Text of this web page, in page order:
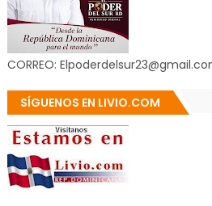
CORREO:
SÍGUENOS EN LIVIO.COM